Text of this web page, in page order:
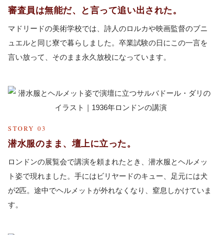
審査員は無能だ、と言って追い出された。
マドリードの美術学校では、詩人のロルカや映画監督のブニ
ュエルと同じ寮で暮らしました。卒業試験の日にこの一言を
言い放って、そのまま永久放校になっています。
STORY 03
潜水服のまま、壇上に立った。
ロンドンの展覧会で講演を頼まれたとき、潜水服とヘルメッ
ト姿で現れました。手にはビリヤードのキュー、足元には犬
が2匹。途中でヘルメットが外れなくなり、窒息しかけていま
す。